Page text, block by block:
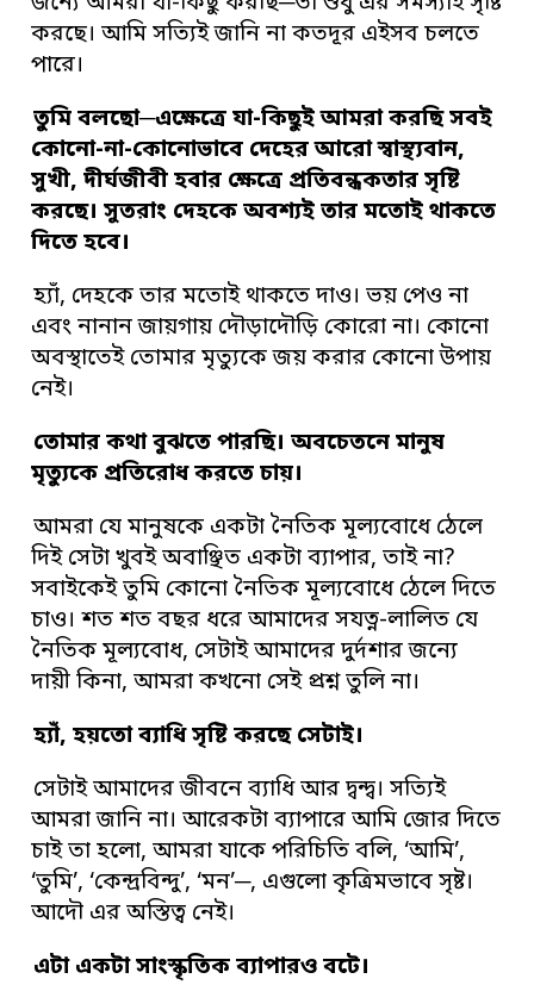
করছে। আমি সত্যিই জানি না কতদূর এইসব চলতে
পারে।
তুমি বলছো─এক্ষেত্রে যা-কিছুই আমরা করছি সবই
কোনো-না-কোনোভাবে দেহের আরো স্বাস্থ্যবান,
সুখী, দীর্ঘজীবী হবার ক্ষেত্রে প্রতিবন্ধকতার সৃষ্টি
করছে। সুতরাং দেহকে অবশ্যই তার মতোই থাকতে
দিতে হবে।
হ্যাঁ, দেহকে তার মতোই থাকতে দাও। ভয় পেও না
এবং নানান জায়গায় দৌড়াদৌড়ি কোরো না। কোনো
অবস্থাতেই তোমার মৃত্যুকে জয় করার কোনো উপায়
নেই।
তোমার কথা বুঝতে পারছি। অবচেতনে মানুষ
মৃত্যুকে প্রতিরোধ করতে চায়।
আমরা যে মানুষকে একটা নৈতিক মূল্যবোধে ঠেলে
দিই সেটা খুবই অবাঞ্ছিত একটা ব্যাপার, তাই না?
সবাইকেই তুমি কোনো নৈতিক মূল্যবোধে ঠেলে দিতে
চাও। শত শত বছর ধরে আমাদের সযত্ন-লালিত যে
নৈতিক মূল্যবোধ, সেটাই আমাদের দুর্দশার জন্যে
দায়ী কিনা, আমরা কখনো সেই প্রশ্ন তুলি না।
হ্যাঁ, হয়তো ব্যাধি সৃষ্টি করছে সেটাই।
সেটাই আমাদের জীবনে ব্যাধি আর দ্বন্দ্ব। সত্যিই
আমরা জানি না। আরেকটা ব্যাপারে আমি জোর দিতে
চাই তা হলো, আমরা যাকে পরিচিতি বলি, ‘আমি’,
‘তুমি’, ‘কেন্দ্রবিন্দু’, ‘মন’─, এগুলো কৃত্রিমভাবে সৃষ্ট।
আদৌ এর অস্তিত্ব নেই।
এটা একটা সাংস্কৃতিক ব্যাপারও বটে।